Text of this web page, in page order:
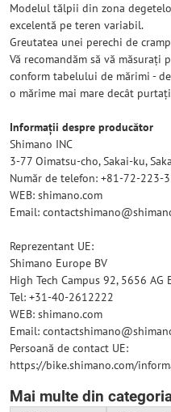
Modelul tălpii din zona
excelentă pe teren variabil.
Greutatea unei perechi de
Vă recomandăm să vă măsurați
conform tabelului de mărimi -
o mărime mai mare decât
Informații despre producător
Shimano INC
3-77 Oimatsu-cho, Sakai-ku,
Număr de telefon: +81-72-223-
WEB: shimano.com
Email:
Reprezentant UE:
Shimano Europe BV
High Tech Campus 92, 5656 AG
Tel: +31-40-2612222
WEB: shimano.com
Email:
Persoană de contact UE:
https://bike.shimano.com/
Mai multe din